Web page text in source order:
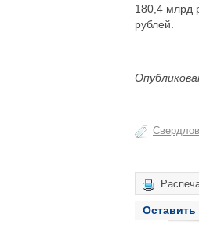
180,4 млрд
рублей.
Оставить